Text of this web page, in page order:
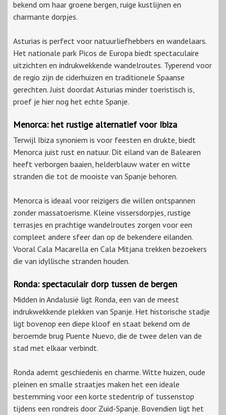
bekend om haar groene bergen, ruige kustlijnen en
charmante dorpjes.
Asturias is perfect voor natuurliefhebbers en wandelaars.
Het nationale park Picos de Europa biedt spectaculaire
uitzichten en indrukwekkende wandelroutes. Typerend voor
de regio zijn de ciderhuizen en traditionele Spaanse
gerechten. Juist doordat Asturias minder toeristisch is,
proef je hier nog het echte Spanje.
Menorca: het rustige alternatief voor Ibiza
Terwijl Ibiza synoniem is voor feesten en drukte, biedt
Menorca juist rust en natuur. Dit eiland van de Balearen
heeft verborgen baaien, helderblauw water en witte
stranden die tot de mooiste van Spanje behoren.
Menorca is ideaal voor reizigers die willen ontspannen
zonder massatoerisme. Kleine vissersdorpjes, rustige
terrasjes en prachtige wandelroutes zorgen voor een
compleet andere sfeer dan op de bekendere eilanden.
Vooral Cala Macarella en Cala Mitjana trekken bezoekers
die van idyllische stranden houden.
Ronda: spectaculair dorp tussen de bergen
Midden in Andalusië ligt Ronda, een van de meest
indrukwekkende plekken van Spanje. Het historische stadje
ligt bovenop een diepe kloof en staat bekend om de
beroemde brug Puente Nuevo, die de twee delen van de
stad met elkaar verbindt.
Ronda ademt geschiedenis en charme. Witte huizen, oude
pleinen en smalle straatjes maken het een ideale
bestemming voor een korte stedentrip of tussenstop
tijdens een rondreis door Zuid-Spanje. Bovendien ligt het